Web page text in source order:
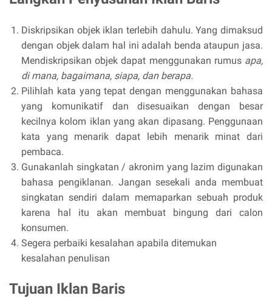
Diskripsikan objek iklan terlebih dahulu. Yang dimaksud
dengan objek dalam hal ini adalah benda ataupun jasa.
Mendiskripsikan objek dapat menggunakan rumus apa,
di mana, bagaimana, siapa, dan berapa.
Pilihlah kata yang tepat dengan menggunakan bahasa
yang komunikatif dan disesuaikan dengan besar
kecilnya kolom iklan yang akan dipasang. Penggunaan
kata yang menarik dapat lebih menarik minat dari
pembaca.
Gunakanlah singkatan / akronim yang lazim digunakan
bahasa pengiklanan. Jangan sesekali anda membuat
singkatan sendiri dalam memaparkan sebuah produk
karena hal itu akan membuat bingung dari calon
konsumen.
Segera perbaiki kesalahan apabila ditemukan
kesalahan penulisan
Tujuan Iklan Baris